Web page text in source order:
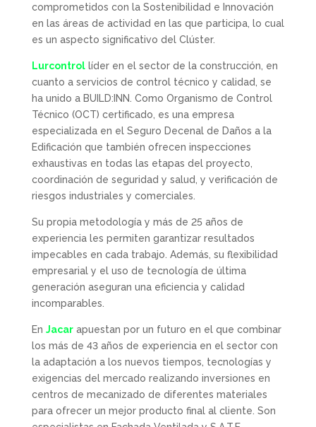
comprometidos con la Sostenibilidad e Innovación
en las áreas de actividad en las que participa, lo cual
es un aspecto significativo del Clúster.
Lurcontrollíder en el sector de la construcción, en
cuanto a servicios de control técnico y calidad, se
ha unido a BUILD:INN. Como Organismo de Control
Técnico (OCT) certificado, es una empresa
especializada en el Seguro Decenal de Daños a la
Edificación que también ofrecen inspecciones
exhaustivas en todas las etapas del proyecto,
coordinación de seguridad y salud, y verificación de
riesgos industriales y comerciales.
Su propia metodología y más de 25 años de
experiencia les permiten garantizar resultados
impecables en cada trabajo. Además, su flexibilidad
empresarial y el uso de tecnología de última
generación aseguran una eficiencia y calidad
incomparables.
En Jacarapuestan por un futuro en el que combinar
los más de 43 años de experiencia en el sector con
la adaptación a los nuevos tiempos, tecnologías y
exigencias del mercado realizando inversiones en
centros de mecanizado de diferentes materiales
para ofrecer un mejor producto final al cliente. Son